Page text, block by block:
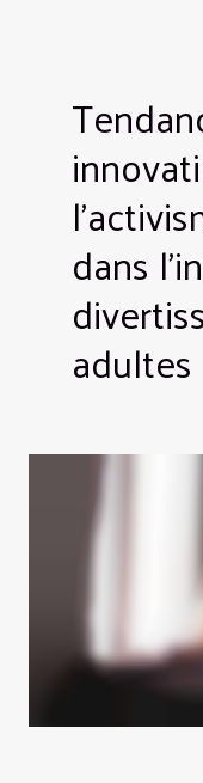
dans
adultes